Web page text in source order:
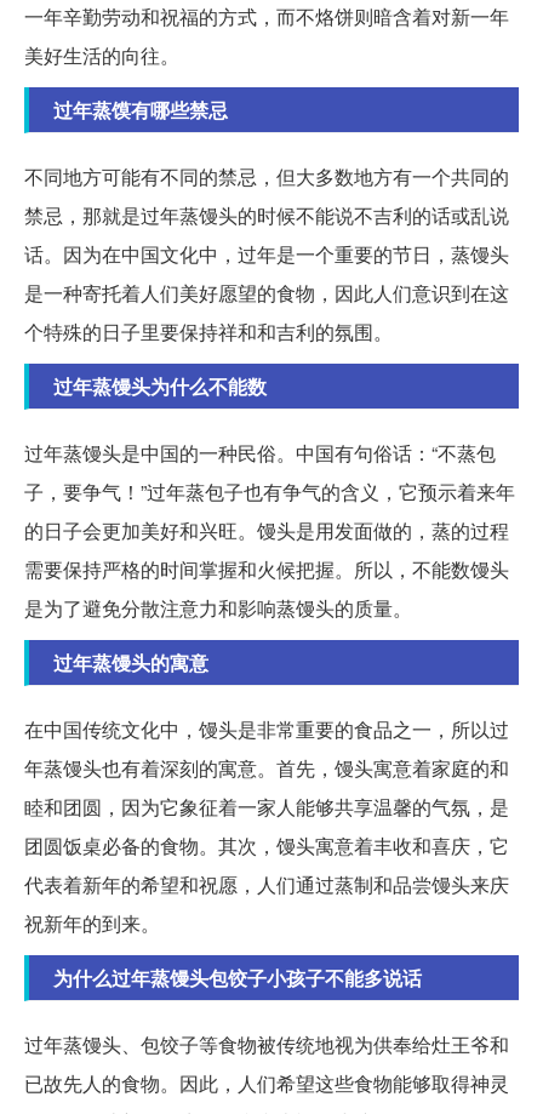
一年辛勤劳动和祝福的方式，而不烙饼则暗含着对新一年
美好生活的向往。
过年蒸馍有哪些禁忌
不同地方可能有不同的禁忌，但大多数地方有一个共同的
禁忌，那就是过年蒸馒头的时候不能说不吉利的话或乱说
话。因为在中国文化中，过年是一个重要的节日，蒸馒头
是一种寄托着人们美好愿望的食物，因此人们意识到在这
个特殊的日子里要保持祥和和吉利的氛围。
过年蒸馒头为什么不能数
过年蒸馒头是中国的一种民俗。中国有句俗话：“不蒸包
子，要争气！”过年蒸包子也有争气的含义，它预示着来年
的日子会更加美好和兴旺。馒头是用发面做的，蒸的过程
需要保持严格的时间掌握和火候把握。所以，不能数馒头
是为了避免分散注意力和影响蒸馒头的质量。
过年蒸馒头的寓意
在中国传统文化中，馒头是非常重要的食品之一，所以过
年蒸馒头也有着深刻的寓意。首先，馒头寓意着家庭的和
睦和团圆，因为它象征着一家人能够共享温馨的气氛，是
团圆饭桌必备的食物。其次，馒头寓意着丰收和喜庆，它
代表着新年的希望和祝愿，人们通过蒸制和品尝馒头来庆
祝新年的到来。
为什么过年蒸馒头包饺子小孩子不能多说话
过年蒸馒头、包饺子等食物被传统地视为供奉给灶王爷和
已故先人的食物。因此，人们希望这些食物能够取得神灵